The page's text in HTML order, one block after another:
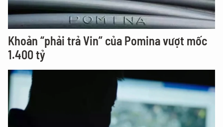
Khoản “phải trả Vin” của Pomina vượt mốc
1.400 tỷ